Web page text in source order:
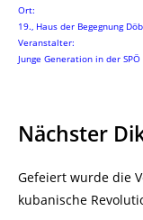
Ort:
19., Haus der Begegnung
Veranstalter:
Junge Generation in der
Nächster
Gefeiert wurde die
kubanische